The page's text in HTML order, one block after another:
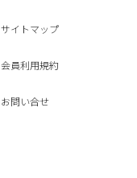
サイトマップ
会員利用規約
お問い合せ